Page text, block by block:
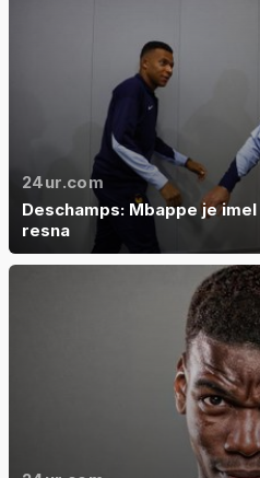
24ur.com
Deschamps: Mbappe je
resna